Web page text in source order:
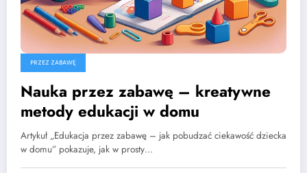
PRZEZ ZABAWĘ
Nauka przez zabawę – kreatywne
metody edukacji w domu
Artykuł „Edukacja przez zabawę – jak pobudzać ciekawość dziecka
w domu” pokazuje, jak w prosty…